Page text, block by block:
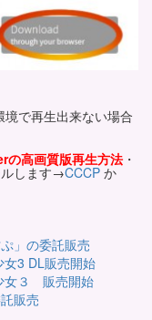
で再生出来ない場合
高画質版再生方法 ・
ルします→CCCP か
」の委託販売
3 DL販売開始
女３ 販売開始
販売